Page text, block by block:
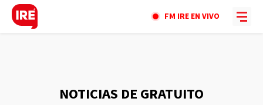
FM IRE EN VIVO
NOTICIAS DE GRATUITO